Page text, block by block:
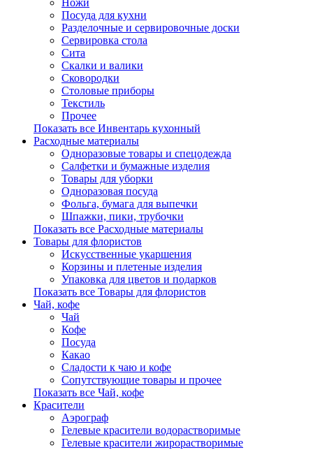
Ножи
Посуда для кухни
Разделочные и сервировочные доски
Сервировка стола
Сита
Скалки и валики
Сковородки
Столовые приборы
Текстиль
Прочее
Показать все Инвентарь кухонный
Расходные материалы
Одноразовые товары и спецодежда
Салфетки и бумажные изделия
Товары для уборки
Одноразовая посуда
Фольга, бумага для выпечки
Шпажки, пики, трубочки
Показать все Расходные материалы
Товары для флористов
Искусственные укаршения
Корзины и плетеные изделия
Упаковка для цветов и подарков
Показать все Товары для флористов
Чай, кофе
Чай
Кофе
Посуда
Какао
Сладости к чаю и кофе
Сопутствующие товары и прочее
Показать все Чай, кофе
Красители
Аэрограф
Гелевые красители водорастворимые
Гелевые красители жирорастворимые